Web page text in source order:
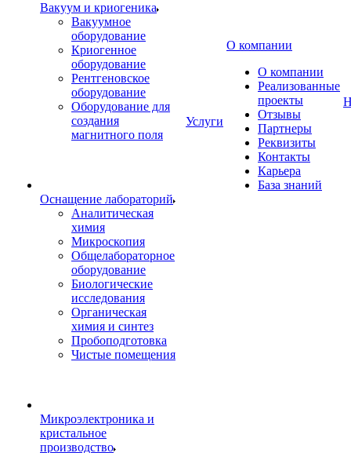
Вакуум и криогеника
Вакуумное
оборудование
Криогенное
оборудование
Рентгеновское
оборудование
Оборудование для
создания
магнитного поля
Оснащение лабораторий
Аналитическая
химия
Микроскопия
Общелабораторное
оборудование
Биологические
исследования
Органическая
химия и синтез
Пробоподготовка
Чистые помещения
Микроэлектроника и
кристальное
производство
Услуги
О компании
О компании
Реализованные
проекты
Отзывы
Партнеры
Реквизиты
Контакты
Карьера
База знаний